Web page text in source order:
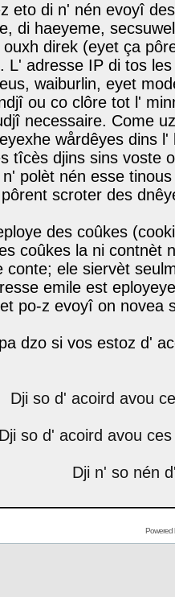
eto di n' nén evoyî
di haeyeme,
direk (eyet ça
L' adresse IP di tos
waiburlin, eyet
ou co clôre tot l'
necessaire. Come
wårdêyes dins
tîcès djins sins voste
polèt nén esse
scroter des
des coûkes
coûkes la ni contnèt
conte; ele siervèt
emile est
po-z evoyî on novea
dzo si vos estoz d'
Dji so d' acoird avou
Dji so d' acoird avou
Dji n' so nén
Powered